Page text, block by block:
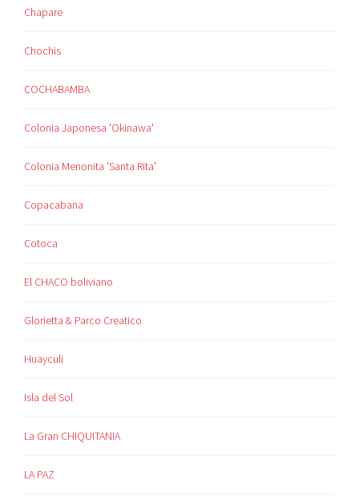
Chapare
Chochis
COCHABAMBA
Colonia Japonesa 'Okinawa'
Colonia Menonita 'Santa Rita'
Copacabana
Cotoca
El CHACO boliviano
Glorietta & Parco Creatico
Huayculi
Isla del Sol
La Gran CHIQUITANIA
LA PAZ